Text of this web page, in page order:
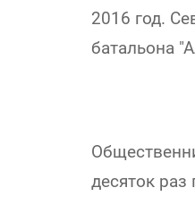
2016 год.
батальона
десяток